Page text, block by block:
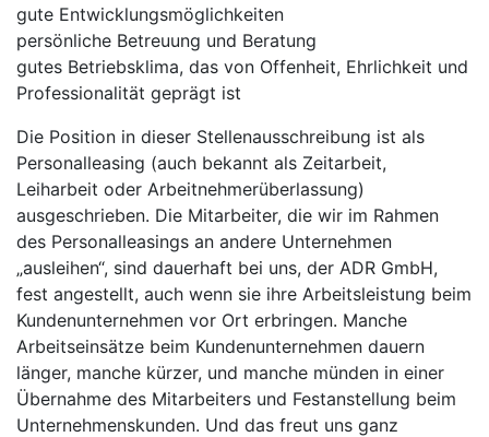
gute Entwicklungsmöglichkeiten
persönliche Betreuung und Beratung
gutes Betriebsklima, das von Offenheit, Ehrlichkeit und
Professionalität geprägt ist
Die Position in dieser Stellenausschreibung ist als
Personalleasing (auch bekannt als Zeitarbeit,
Leiharbeit oder Arbeitnehmerüberlassung)
ausgeschrieben. Die Mitarbeiter, die wir im Rahmen
des Personalleasings an andere Unternehmen
„ausleihen“, sind dauerhaft bei uns, der ADR GmbH,
fest angestellt, auch wenn sie ihre Arbeitsleistung beim
Kundenunternehmen vor Ort erbringen. Manche
Arbeitseinsätze beim Kundenunternehmen dauern
länger, manche kürzer, und manche münden in einer
Übernahme des Mitarbeiters und Festanstellung beim
Unternehmenskunden. Und das freut uns ganz